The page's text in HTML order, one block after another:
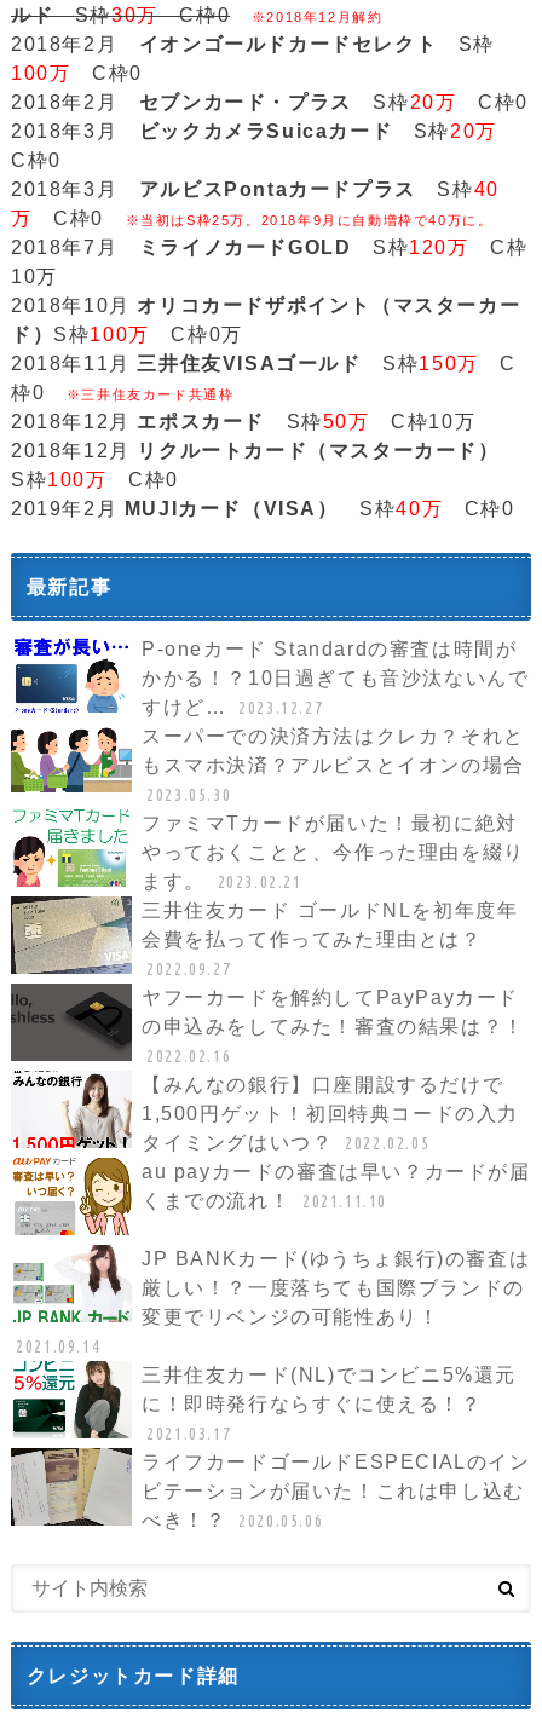
ルドS枠30万C枠0 ※2018年12月解約
2018年2月 イオンゴールドカードセレクト
S枠
100万 C枠0
2018年2月 セブンカード・プラス S枠20万 C枠0
2018年3月
ビックカメラSuicaカード S枠20万
C枠0
2018年3月 アルビスPontaカードプラス S枠40
万 C枠0 ※当初はS枠25万。2018年9月に自動増枠で40万に。
2018年7月 ミライノカードGOLD S枠120万 C枠
10万
2018年10月 オリコカードザポイント（マスターカー
ド） S枠100万
C枠0万
2018年11月 三井住友VISAゴールド S枠150万
C
枠0
※三井住友カード共通枠
2018年12月 エポスカード S枠50万 C枠10万
2018年12月
リクルートカード（マスターカード）
S枠100万 C枠0
2019年2月
MUJIカード（VISA） S枠40万 C枠0
最新記事
P-oneカード Standardの審査は時間が
かかる！？10日過ぎても音沙汰ないんで
すけど…
2023.12.27
スーパーでの決済方法はクレカ？それと
もスマホ決済？アルビスとイオンの場合
2023.05.30
ファミマTカードが届いた！最初に絶対
やっておくことと、今作った理由を綴り
ます。
2023.02.21
三井住友カード ゴールドNLを初年度年
会費を払って作ってみた理由とは？
2022.09.27
ヤフーカードを解約してPayPayカード
の申込みをしてみた！審査の結果は？！
2022.02.16
【みんなの銀行】口座開設するだけで
1,500円ゲット！初回特典コードの入力
タイミングはいつ？
2022.02.05
au payカードの審査は早い？カードが届
くまでの流れ！
2021.11.10
JP BANKカード(ゆうちょ銀行)の審査は
厳しい！？一度落ちても国際ブランドの
変更でリベンジの可能性あり！
2021.09.14
三井住友カード(NL)でコンビニ5%還元
に！即時発行ならすぐに使える！？
2021.03.17
ライフカードゴールドESPECIALのイン
ビテーションが届いた！これは申し込む
べき！？
2020.05.06
クレジットカード詳細